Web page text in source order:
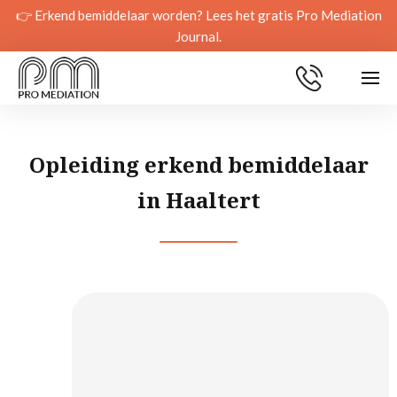
👉 Erkend bemiddelaar worden? Lees het gratis Pro Mediation
Journal.
Opleiding erkend bemiddelaar
in Haaltert